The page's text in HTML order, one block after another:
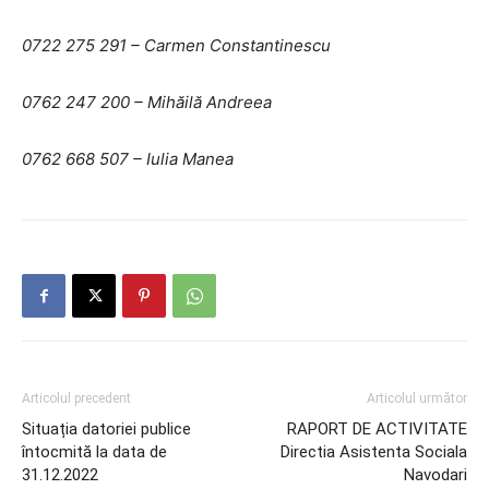
0722 275 291 – Carmen Constantinescu
0762 247 200 – Mihăilă Andreea
0762 668 507 – Iulia Manea
Articolul precedent
Situația datoriei publice
întocmită la data de
31.12.2022
Articolul următor
RAPORT DE ACTIVITATE
Directia Asistenta Sociala
Navodari